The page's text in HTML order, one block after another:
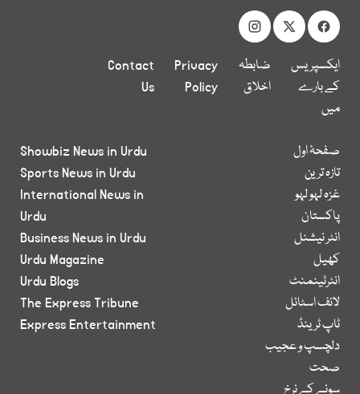
ایکسپریس
کے بارے
میں
ضابطہ
اخلاق
Privacy
Policy
Contact
Us
صفحۂ اول
تازہ ترین
غزہ لہو لہو
پاکستان
انٹر نیشنل
کھیل
انٹرٹینمنٹ
لائف اسٹائل
ٹاپ ٹرینڈ
دلچسپ و عجیب
صحت
سونے کے نرخ
Showbiz News in Urdu
Sports News in Urdu
International News in
Urdu
Business News in Urdu
Urdu Magazine
Urdu Blogs
The Express Tribune
Express Entertainment